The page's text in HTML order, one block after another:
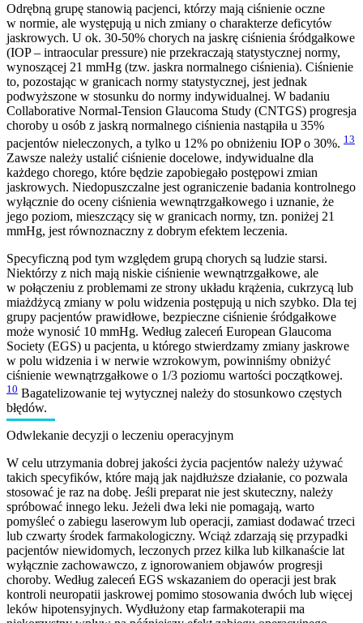
Odrębną grupę stanowią pacjenci, którzy mają ciśnienie oczne
w normie, ale występują u nich zmiany o charakterze deficytów
jaskrowych. U ok. 30-50% chorych na jaskrę ciśnienia śródgałkowe
(IOP – intraocular pressure) nie przekraczają statystycznej normy,
wynoszącej 21 mmHg (tzw. jaskra normalnego ciśnienia). Ciśnienie
to, pozostając w granicach normy statystycznej, jest jednak
podwyższone w stosunku do normy indywidualnej. W badaniu
Collaborative Normal-Tension Glaucoma Study (CNTGS) progresja
choroby u osób z jaskrą normalnego ciśnienia nastąpiła u 35%
pacjentów nieleczonych, a tylko u 12% po obniżeniu IOP o 30%. 13
Zawsze należy ustalić ciśnienie docelowe, indywidualne dla
każdego chorego, które będzie zapobiegało postępowi zmian
jaskrowych. Niedopuszczalne jest ograniczenie badania kontrolnego
wyłącznie do oceny ciśnienia wewnątrzgałkowego i uznanie, że
jego poziom, mieszczący się w granicach normy, tzn. poniżej 21
mmHg, jest równoznaczny z dobrym efektem leczenia.
Specyficzną pod tym względem grupą chorych są ludzie starsi.
Niektórzy z nich mają niskie ciśnienie wewnątrzgałkowe, ale
w połączeniu z problemami ze strony układu krążenia, cukrzycą lub
miażdżycą zmiany w polu widzenia postępują u nich szybko. Dla tej
grupy pacjentów prawidłowe, bezpieczne ciśnienie śródgałkowe
może wynosić 10 mmHg. Według zaleceń European Glaucoma
Society (EGS) u pacjenta, u którego stwierdzamy zmiany jaskrowe
w polu widzenia i w nerwie wzrokowym, powinniśmy obniżyć
ciśnienie wewnątrzgałkowe o 1/3 poziomu wartości początkowej.
10 Bagatelizowanie tej wytycznej należy do stosunkowo częstych
błędów.
Odwlekanie decyzji o leczeniu operacyjnym
W celu utrzymania dobrej jakości życia pacjentów należy używać
takich specyfików, które mają jak najdłuższe działanie, co pozwala
stosować je raz na dobę. Jeśli preparat nie jest skuteczny, należy
spróbować innego leku. Jeżeli dwa leki nie pomagają, warto
pomyśleć o zabiegu laserowym lub operacji, zamiast dodawać trzeci
lub czwarty środek farmakologiczny. Wciąż zdarzają się przypadki
pacjentów niewidomych, leczonych przez kilka lub kilkanaście lat
wyłącznie zachowawczo, z ignorowaniem objawów progresji
choroby. Według zaleceń EGS wskazaniem do operacji jest brak
kontroli neuropatii jaskrowej pomimo stosowania dwóch lub więcej
leków hipotensyjnych. Wydłużony etap farmakoterapii ma